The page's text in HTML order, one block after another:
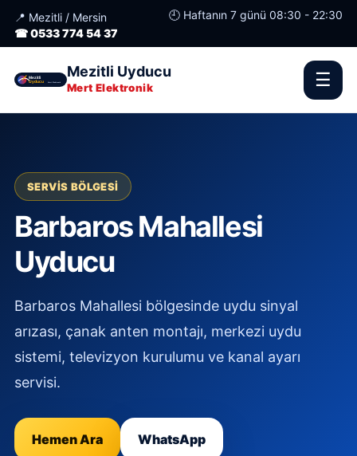
📍 Mezitli / Mersin
🕘 Haftanın 7 günü 08:30 - 22:30
☎ 0533 774 54 37
Mezitli Uyducu
Mert Elektronik ☰
SERVIS BÖLGESI
Barbaros Mahallesi
Uyducu
Barbaros Mahallesi bölgesinde uydu sinyal
arızası, çanak anten montajı, merkezi uydu
sistemi, televizyon kurulumu ve kanal ayarı
servisi.
Hemen Ara WhatsApp